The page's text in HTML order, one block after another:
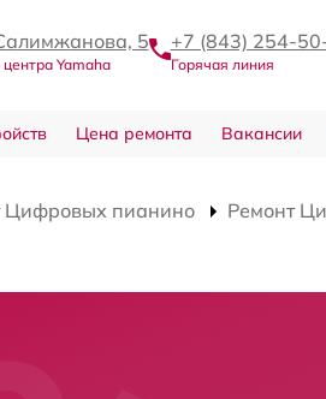
5
Yamaha
+7 (843) 254-
Горячая линия
Цена ремонта Вакансии
Цифровых пианино
Ремонт